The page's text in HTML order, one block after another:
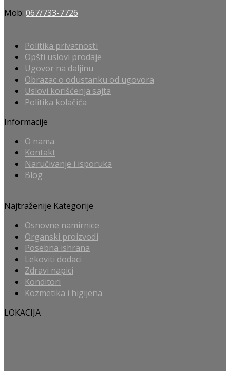
Mob: 067/733-7726
Politika privatnosti
Opšti uslovi prodaje
Ugovor na daljinu
Obrazac o odustanku od ugovora
Uslovi korišćenja sajta
Politika kolačića
Informacije
O nama
Kontakt
Naručivanje i isporuka
Blog
Najtraženije Kategorije
Osnovne namirnice
Organski proizvodi
Posebna ishrana
Lekoviti dodaci
Zdravi napici
Konditori
Kozmetika i higijena
LOKACIJA